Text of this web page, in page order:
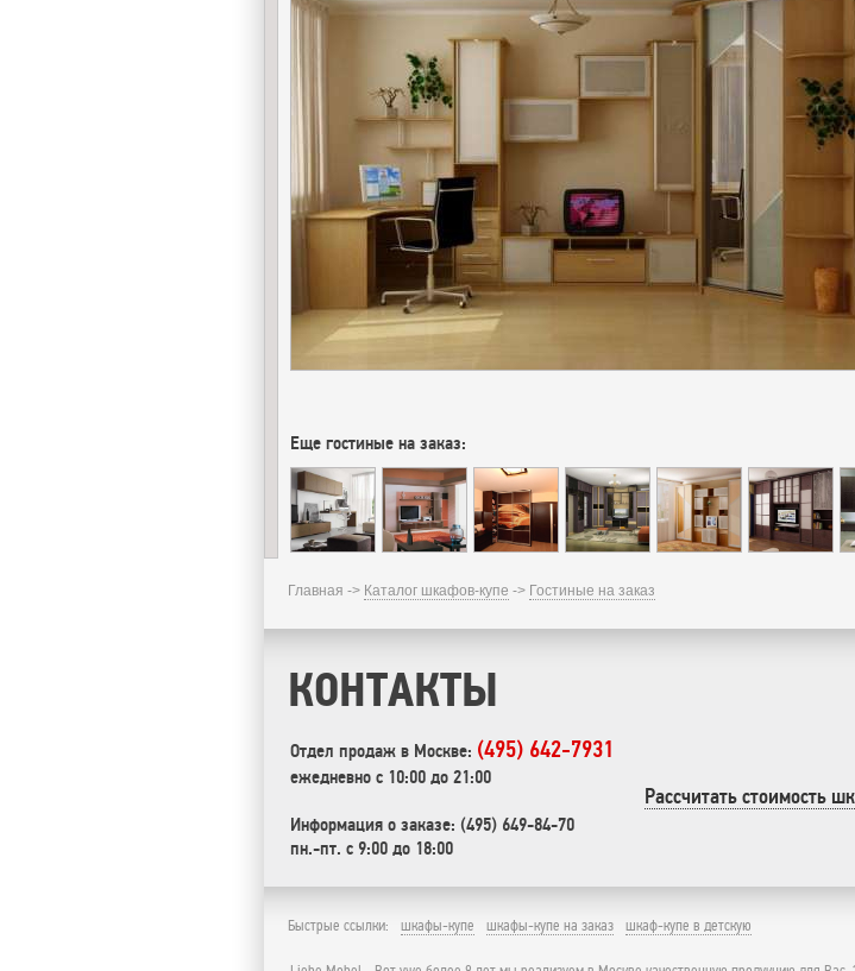
Еще гостиные на заказ:
Главная -> Каталог шкафов-купе -> Гостиные на заказ
КОНТАКТЫ
Отдел продаж в Москве: (495) 642-7931
ежедневно с 10:00 до 21:00
Информация о заказе: (495) 649-84-70
пн.-пт. с 9:00 до 18:00
Рассчитать стоимость
Быстрые ссылки: шкафы-купе шкафы-купе на заказ шкаф-купе в детскую